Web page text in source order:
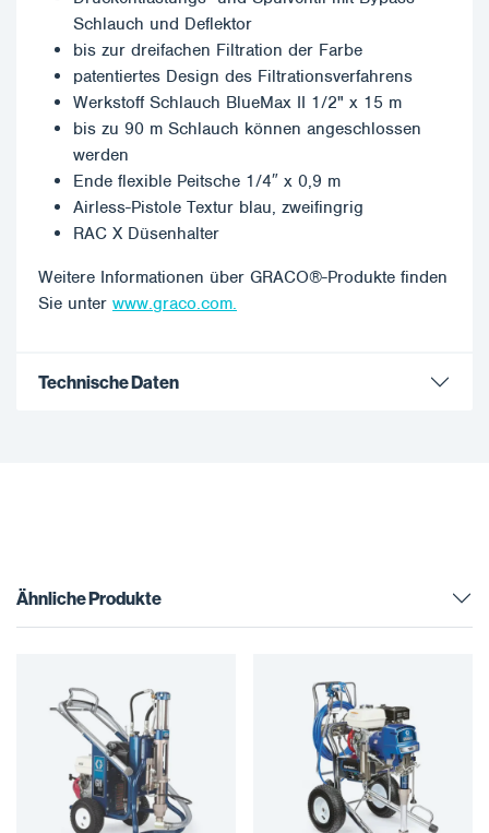
Schlauch und Deflektor
bis zur dreifachen Filtration der Farbe
patentiertes Design des Filtrationsverfahrens
Werkstoff Schlauch BlueMax II 1/2" x 15 m
bis zu 90 m Schlauch können angeschlossen
werden
Ende flexible Peitsche 1/4″ x 0,9 m
Airless-Pistole Textur blau, zweifingrig
RAC X Düsenhalter
Weitere Informationen über GRACO®-Produkte finden
Sie unter www.graco.com.
Technische Daten
Ähnliche Produkte